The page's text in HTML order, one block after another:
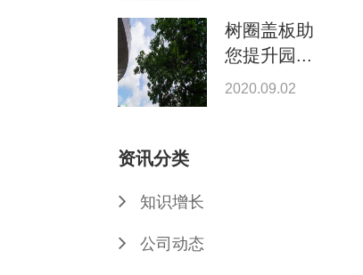
树圈盖板助
您提升园...
2020.09.02
资讯分类
知识增长
公司动态